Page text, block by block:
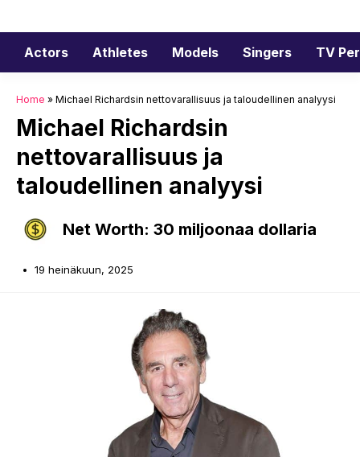
sisältöön
Actors
Athletes Models Singers TV
Home » Michael Richardsin nettovarallisuus ja taloudellinen analyysi
Michael Richardsin
nettovarallisuus ja
taloudellinen analyysi
Net Worth: 30 miljoonaa dollaria
19 heinäkuun, 2025